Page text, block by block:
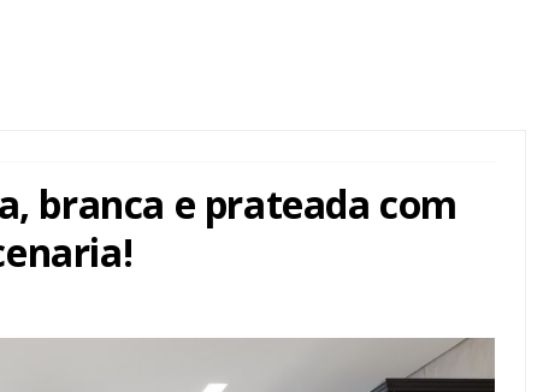
branca e prateada com